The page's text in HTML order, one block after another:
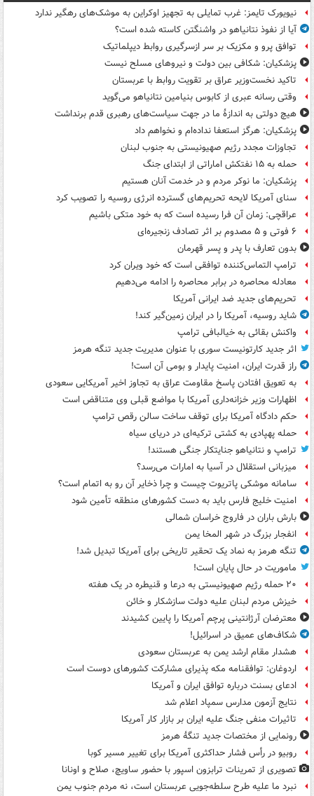
نیویورک تایمز: غرب تمایلی به تجهیز اوکراین به موشک‌های رهگیر ندارد
آیا از نفوذ نتانیاهو در واشنگتن کاسته شده است؟
توافق پرو و مکزیک بر سر ازسرگیری روابط دیپلماتیک
پزشکیان: شکافی بین دولت و نیروهای مسلح نیست
تاکید نخست‌وزیر عراق بر تقویت روابط با عربستان
وقتی رسانه عبری از کابوس بنیامین نتانیاهو می‌گوید
هیچ دولتی به اندازۀ ما در جهت سیاست‌های رهبری قدم برنداشت
پزشکیان: هرگز استعفا نداده‌ام و نخواهم داد
تجاوزات مجدد رژیم صهیونیستی به جنوب لبنان
حمله به ۱۵ نفتکش‌ اماراتی از ابتدای جنگ
پزشکیان: ما نوکر مردم و در خدمت آنان هستیم
سنای آمریکا لایحه تحریم‌های گسترده انرژی روسیه را تصویب کرد
عراقچی: زمان آن فرا رسیده است که به خود متکی باشیم
۶ فوتی و ۵ مصدوم بر اثر تصادف زنجیره‌ای
بدون تعارف با پدر و پسر قهرمان
ترامپ التماس‌کننده توافقی است که خود ویران کرد
معادله محاصره در برابر محاصره را ادامه می‌دهیم
تحریم‌های جدید ضد ایرانی آمریکا
شاید روسیه، آمریکا را در ایران زمین‌گیر کند!
واکنش بقائی به خیالبافی ترامپ
اثر جدید کارتونیست سوری با عنوان مدیریت جدید تنگه هرمز
راز قدرت ایران، امنیت پایدار و بومی آن است!
به تعویق افتادن پاسخ مقاومت عراق به تجاوز اخیر آمریکایی سعودی
اظهارات وزیر خزانه‌داری آمریکا با مواضع قبلی وی متناقض است
حکم دادگاه آمریکا برای توقف ساخت سالن رقص ترامپ
حمله پهپادی به کشتی ترکیه‌ای در دریای سیاه
ترامپ و نتانیاهو جنایتکار جنگی هستند!
میزبانی استقلال در آسیا به امارات می‌رسد؟
سامانه موشکی پاتریوت چیست و چرا ذخایر آن رو به اتمام است؟
امنیت خلیج فارس باید به دست کشورهای منطقه تأمین شود
بارش باران در فاروج خراسان شمالی
انفجار بزرگ در شهر المخا یمن
تنگه هرمز به نماد یک تحقیر تاریخی برای آمریکا تبدیل شد!
ماموریت در حال پایان است!
۲۰ حمله رژیم صهیونیستی به درعا و قنیطره در یک هفته
خیزش مردم لبنان علیه دولت سازشکار و خائن
معترضان آرژانتینی پرچم آمریکا را پایین کشیدند
شکاف‌های عمیق در اسرائیل!
هشدار مقام ارشد یمن به عربستان سعودی
اردوغان: توافقنامه مکه پذیرای مشارکت کشورهای دوست است
ادعای بسنت درباره توافق ایران و آمریکا
نتایج آزمون مدارس سمپاد اعلام شد
تاثیرات منفی جنگ علیه ایران بر بازار کار آمریکا
رونمایی از مختصات جدید تنگۀ هرمز
روبیو در رأس فشار حداکثری آمریکا برای تغییر مسیر کوبا
تصویری از تمرینات ترابزون اسپور با حضور ساویچ، صلاح و اونانا
نبرد ما علیه طرح سلطه‌جویی عربستان است، نه مردم جنوب یمن